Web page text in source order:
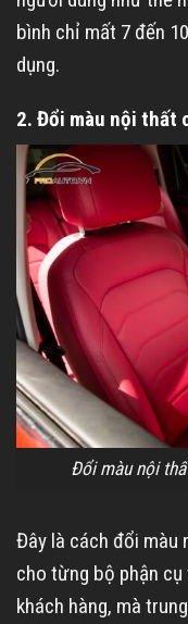
bình chỉ mất 7 đến
dụng.
2. Đổi màu nội thất
Đổi màu nội
Đây là cách đổi màu
cho từng bộ phận
khách hàng, mà